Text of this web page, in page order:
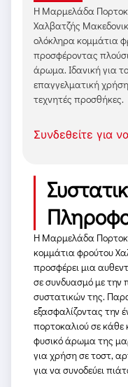
Η Μαρμελάδα
Χαλβατζής
ολόκληρα κομμάτια
προσφέροντας
άρωμα. Ιδανική για
επαγγελματική
τεχνητές προσθήκες.
Συνδεθείτε για
Η Μαρμελάδα
κομμάτια φρούτου
προσφέρει μια
σε συνδυασμό με την
συστατικών της.
εξασφαλίζοντας την
πορτοκαλιού σε κάθε
φυσικό άρωμα της
για χρήση σε τοστ,
για να συνοδεύει